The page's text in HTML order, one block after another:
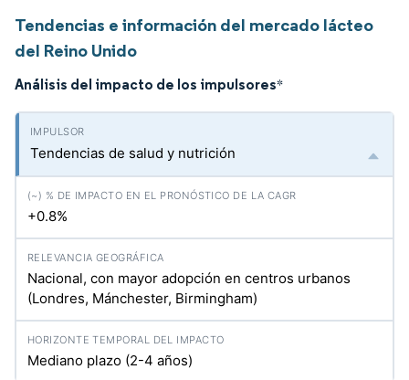
Tendencias e información del mercado lácteo
del Reino Unido
Análisis del impacto de los impulsores*
Tendencias de salud y nutrición
+0.8%
Nacional, con mayor adopción en centros urbanos
(Londres, Mánchester, Birmingham)
Mediano plazo (2-4 años)